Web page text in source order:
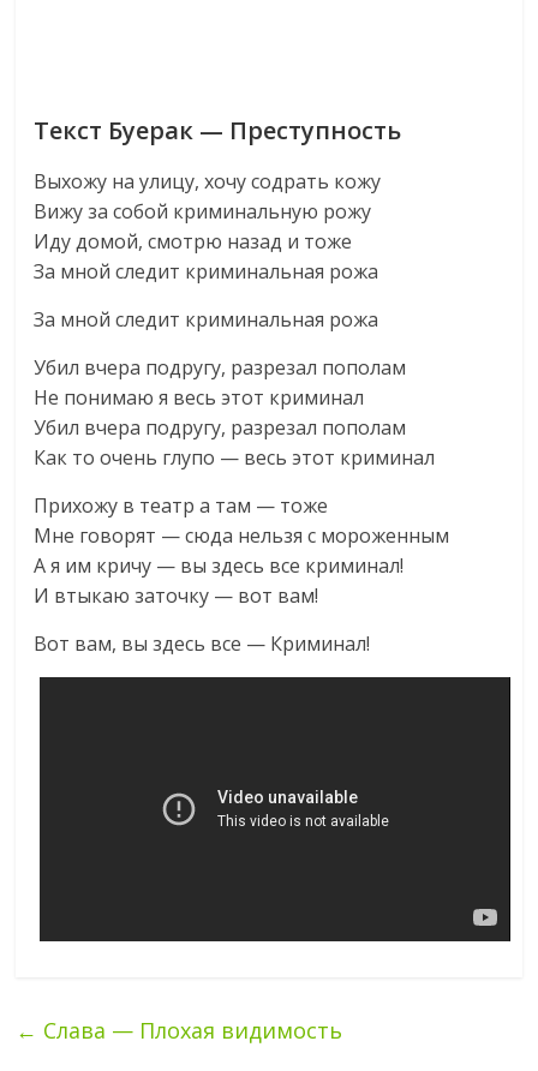
Текст Буерак — Преступность
Выхожу на улицу, хочу содрать кожу
Вижу за собой криминальную рожу
Иду домой, смотрю назад и тоже
За мной следит криминальная рожа
За мной следит криминальная рожа
Убил вчера подругу, разрезал пополам
Не понимаю я весь этот криминал
Убил вчера подругу, разрезал пополам
Как то очень глупо — весь этот криминал
Прихожу в театр а там — тоже
Мне говорят — сюда нельзя с мороженным
А я им кричу — вы здесь все криминал!
И втыкаю заточку — вот вам!
Вот вам, вы здесь все — Криминал!
← Слава — Плохая видимость